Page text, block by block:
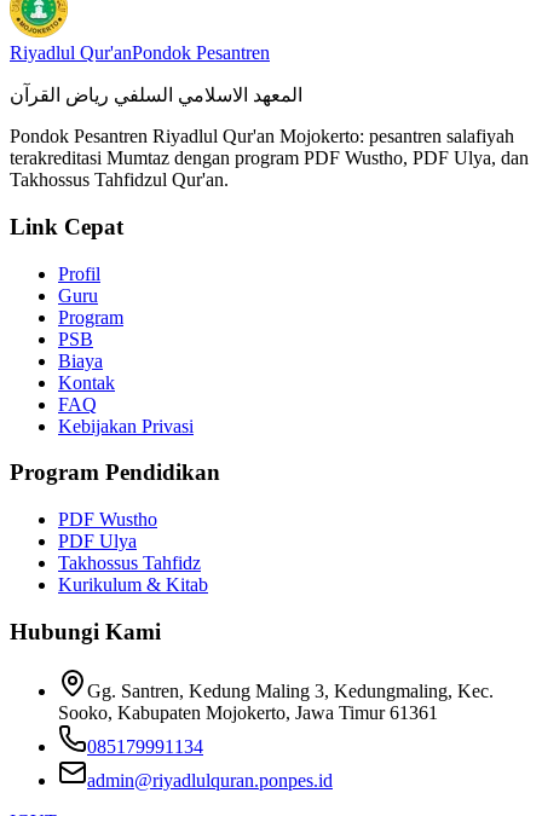
Riyadlul Qur'anPondok Pesantren
المعهد الاسلامي السلفي رياض القرآن
Pondok Pesantren Riyadlul Qur'an Mojokerto: pesantren salafiyah
terakreditasi Mumtaz dengan program PDF Wustho, PDF Ulya, dan
Takhossus Tahfidzul Qur'an.
Link Cepat
Profil
Guru
Program
PSB
Biaya
Kontak
FAQ
Kebijakan Privasi
Program Pendidikan
PDF Wustho
PDF Ulya
Takhossus Tahfidz
Kurikulum & Kitab
Hubungi Kami
Gg. Santren, Kedung Maling 3, Kedungmaling, Kec.
Sooko, Kabupaten Mojokerto, Jawa Timur 61361
085179991134
admin@riyadlulquran.ponpes.id